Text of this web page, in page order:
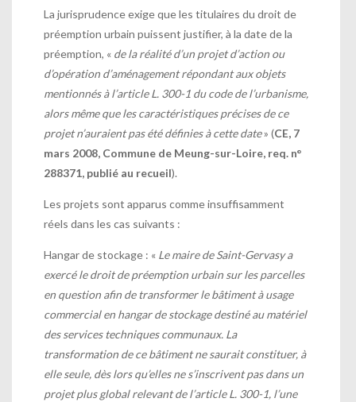
La jurisprudence exige que les titulaires du droit de
préemption urbain puissent justifier, à la date de la
préemption, « de la réalité d’un projet d’action ou
d’opération d’aménagement répondant aux objets
mentionnés à l’article L. 300-1 du code de l’urbanisme,
alors même que les caractéristiques précises de ce
projet n’auraient pas été définies à cette date» (CE, 7
mars 2008, Commune de Meung-sur-Loire, req. n°
288371, publié au recueil).
Les projets sont apparus comme insuffisamment
réels dans les cas suivants :
Hangar de stockage : « Le maire de Saint-Gervasy a
exercé le droit de préemption urbain sur les parcelles
en question afin de transformer le bâtiment à usage
commercial en hangar de stockage destiné au matériel
des services techniques communaux. La
transformation de ce bâtiment ne saurait constituer, à
elle seule, dès lors qu’elles ne s’inscrivent pas dans un
projet plus global relevant de l’article L. 300-1, l’une